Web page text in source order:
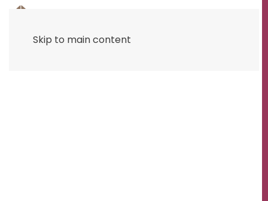
Skip to main content